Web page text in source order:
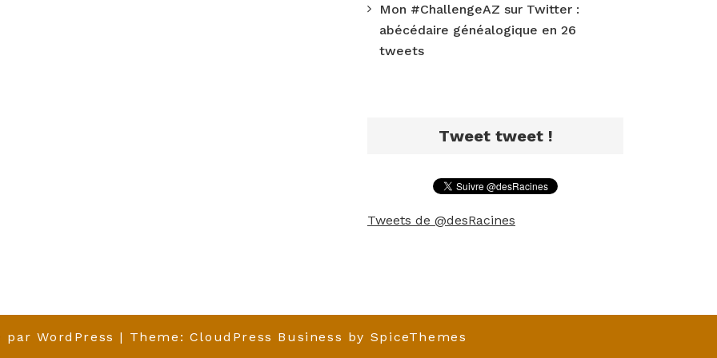
Mon #ChallengeAZ sur Twitter :
abécédaire généalogique en 26
tweets
Tweet tweet !
Tweets de @desRacines
parWordPress | Theme: CloudPress Business by SpiceThemes